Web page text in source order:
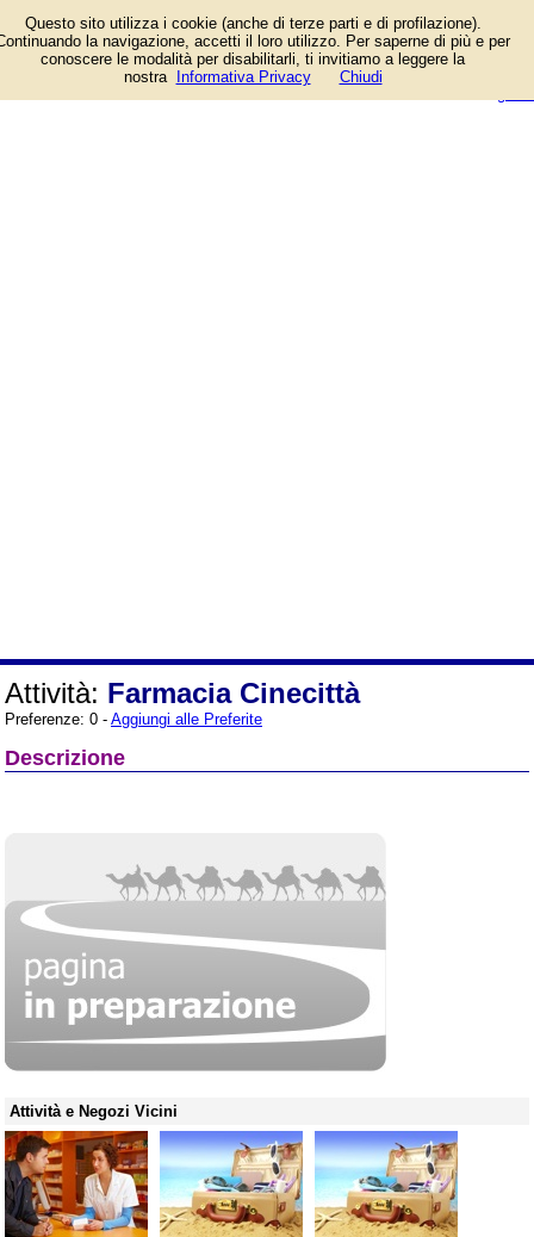
di telefono di Farmacia Cinecittà a
Roma, Via Tuscolana. Categoria
Farmacie.
Attività: Farmacia Cinecittà
Preferenze: 0 - Aggiungi alle Preferite
Descrizione
Attività e Negozi Vicini
Questo sito utilizza i cookie (anche di terze parti e di profilazione).
la navigazione, accetti il loro utilizzo. Per saperne di più e per
conoscere le modalità per disabilitarli, ti invitiamo a leggere la
nostra
Informativa Privacy Chiudi